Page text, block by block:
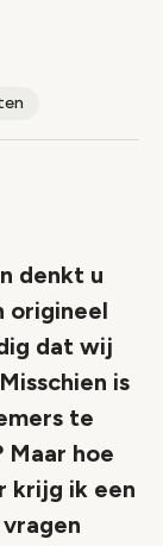
denkt u
origineel
dat wij
is
te
hoe
krijg ik een